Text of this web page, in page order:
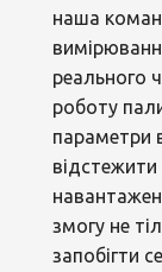
наша
реального
роботу
параметри
відстежити
змогу не
запобігти